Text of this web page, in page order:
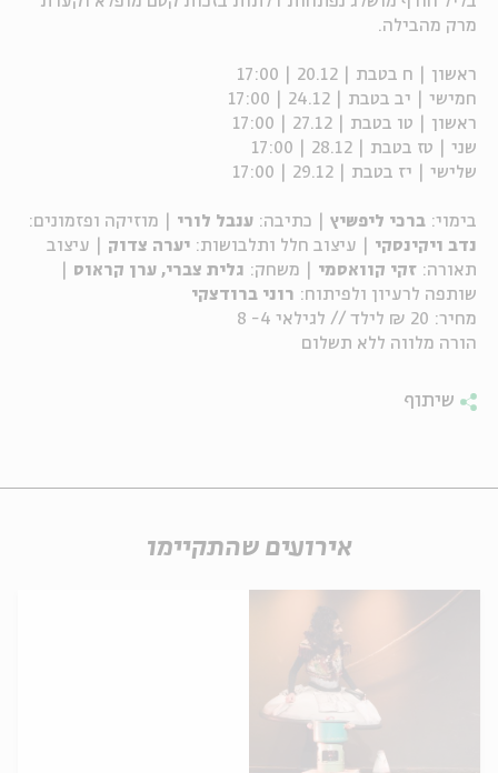
מרק מהבילה.
ראשון | ח בטבת | 20.12 | 17:00
חמישי | יב בטבת | 24.12 | 17:00
ראשון | טו בטבת | 27.12 | 17:00
שני | טז בטבת | 28.12 | 17:00
שלישי | יז בטבת | 29.12 | 17:00
בימוי: ברכי ליפשיץ | כתיבה: ענבל לורי
| מוזיקה ופזמונים:
נדב ויקינסקי | עיצוב חלל ותלבושות: יערה צדוק | עיצוב
תאורה: זקי קוואסמי | משחק: גלית צברי, ערן קראוס
שותפה לרעיון ולפיתוח: רוני ברודצקי
מחיר: 20 ₪ לילד // לגילאי 4- 8
הורה מלווה ללא תשלום
שיתוף
אירועים שהתקיימו